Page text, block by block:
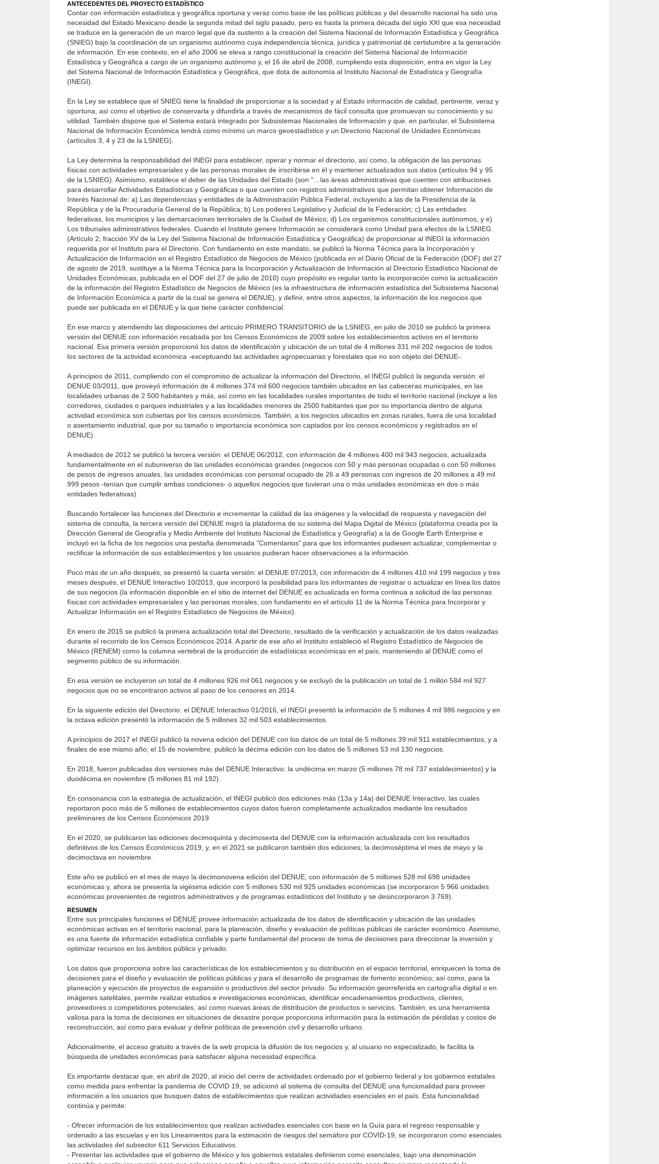
ANTECEDENTES DEL PROYECTO ESTADÍSTICO
Contar con información estadística y geográfica oportuna y veraz como base de las políticas públicas y del desarrollo nacional ha sido una
necesidad del Estado Mexicano desde la segunda mitad del siglo pasado, pero es hasta la primera década del siglo XXI que esa necesidad
se traduce en la generación de un marco legal que da sustento a la creación del Sistema Nacional de Información Estadística y Geográfica
(SNIEG) bajo la coordinación de un organismo autónomo cuya independencia técnica, jurídica y patrimonial dé certidumbre a la generación
de información. En ese contexto, en el año 2006 se eleva a rango constitucional la creación del Sistema Nacional de Información
Estadística y Geográfica a cargo de un organismo autónomo y, el 16 de abril de 2008, cumpliendo esta disposición, entra en vigor la Ley
del Sistema Nacional de Información Estadística y Geográfica, que dota de autonomía al Instituto Nacional de Estadística y Geografía
(INEGI).
En la Ley se establece que el SNIEG tiene la finalidad de proporcionar a la sociedad y al Estado información de calidad, pertinente, veraz y
oportuna, así como el objetivo de conservarla y difundirla a través de mecanismos de fácil consulta que promuevan su conocimiento y su
utilidad. También dispone que el Sistema estará integrado por Subsistemas Nacionales de Información y que, en particular, el Subsistema
Nacional de Información Económica tendrá como mínimo un marco geoestadístico y un Directorio Nacional de Unidades Económicas
(artículos 3, 4 y 23 de la LSNIEG).
La Ley determina la responsabilidad del INEGI para establecer, operar y normar el directorio, así como, la obligación de las personas
físicas con actividades empresariales y de las personas morales de inscribirse en él y mantener actualizados sus datos (artículos 94 y 95
de la LSNIEG). Asimismo, establece el deber de las Unidades del Estado (son "…las áreas administrativas que cuenten con atribuciones
para desarrollar Actividades Estadísticas y Geográficas o que cuenten con registros administrativos que permitan obtener Información de
Interés Nacional de: a) Las dependencias y entidades de la Administración Pública Federal, incluyendo a las de la Presidencia de la
República y de la Procuraduría General de la República; b) Los poderes Legislativo y Judicial de la Federación; c) Las entidades
federativas, los municipios y las demarcaciones territoriales de la Ciudad de México; d) Los organismos constitucionales autónomos, y e)
Los tribunales administrativos federales. Cuando el Instituto genere Información se considerará como Unidad para efectos de la LSNIEG.
(Artículo 2, fracción XV de la Ley del Sistema Nacional de Información Estadística y Geográfica) de proporcionar al INEGI la información
requerida por el Instituto para el Directorio. Con fundamento en este mandato, se publicó la Norma Técnica para la Incorporación y
Actualización de Información en el Registro Estadístico de Negocios de México (publicada en el Diario Oficial de la Federación (DOF) del 27
de agosto de 2019, sustituye a la Norma Técnica para la Incorporación y Actualización de Información al Directorio Estadístico Nacional de
Unidades Económicas, publicada en el DOF del 27 de julio de 2010) cuyo propósito es regular tanto la incorporación como la actualización
de la información del Registro Estadístico de Negocios de México (es la infraestructura de información estadística del Subsistema Nacional
de Información Económica a partir de la cual se genera el DENUE), y definir, entre otros aspectos, la información de los negocios que
puede ser publicada en el DENUE y la que tiene carácter confidencial.
En ese marco y atendiendo las disposiciones del artículo PRIMERO TRANSITORIO de la LSNIEG, en julio de 2010 se publicó la primera
versión del DENUE con información recabada por los Censos Económicos de 2009 sobre los establecimientos activos en el territorio
nacional. Esa primera versión proporcionó los datos de identificación y ubicación de un total de 4 millones 331 mil 202 negocios de todos
los sectores de la actividad económica -exceptuando las actividades agropecuarias y forestales que no son objeto del DENUE-.
A principios de 2011, cumpliendo con el compromiso de actualizar la información del Directorio, el INEGI publicó la segunda versión: el
DENUE 03/2011, que proveyó información de 4 millones 374 mil 600 negocios también ubicados en las cabeceras municipales, en las
localidades urbanas de 2 500 habitantes y más, así como en las localidades rurales importantes de todo el territorio nacional (incluye a los
corredores, ciudades o parques industriales y a las localidades menores de 2500 habitantes que por su importancia dentro de alguna
actividad económica son cubiertas por los censos económicos. También, a los negocios ubicados en zonas rurales, fuera de una localidad
o asentamiento industrial, que por su tamaño o importancia económica son captados por los censos económicos y registrados en el
DENUE).
A mediados de 2012 se publicó la tercera versión: el DENUE 06/2012, con información de 4 millones 400 mil 943 negocios, actualizada
fundamentalmente en el subuniverso de las unidades económicas grandes (negocios con 50 y más personas ocupadas o con 50 millones
de pesos de ingresos anuales, las unidades económicas con personal ocupado de 26 a 49 personas con ingresos de 20 millones a 49 mil
999 pesos -tenían que cumplir ambas condiciones- o aquellos negocios que tuvieran una o más unidades económicas en dos o más
entidades federativas).
Buscando fortalecer las funciones del Directorio e incrementar la calidad de las imágenes y la velocidad de respuesta y navegación del
sistema de consulta, la tercera versión del DENUE migró la plataforma de su sistema del Mapa Digital de México (plataforma creada por la
Dirección General de Geografía y Medio Ambiente del Instituto Nacional de Estadística y Geografía) a la de Google Earth Enterprise e
incluyó en la ficha de los negocios una pestaña denominada "Comentarios" para que los informantes pudiesen actualizar, complementar o
rectificar la información de sus establecimientos y los usuarios pudieran hacer observaciones a la información.
Poco más de un año después, se presentó la cuarta versión: el DENUE 07/2013, con información de 4 millones 410 mil 199 negocios y tres
meses después, el DENUE Interactivo 10/2013, que incorporó la posibilidad para los informantes de registrar o actualizar en línea los datos
de sus negocios (la información disponible en el sitio de internet del DENUE es actualizada en forma continua a solicitud de las personas
físicas con actividades empresariales y las personas morales, con fundamento en el artículo 11 de la Norma Técnica para Incorporar y
Actualizar Información en el Registro Estadístico de Negocios de México).
En enero de 2015 se publicó la primera actualización total del Directorio, resultado de la verificación y actualización de los datos realizadas
durante el recorrido de los Censos Económicos 2014. A partir de ese año el Instituto estableció el Registro Estadístico de Negocios de
México (RENEM) como la columna vertebral de la producción de estadísticas económicas en el país, manteniendo al DENUE como el
segmento público de su información.
En esa versión se incluyeron un total de 4 millones 926 mil 061 negocios y se excluyó de la publicación un total de 1 millón 584 mil 927
negocios que no se encontraron activos al paso de los censores en 2014.
En la siguiente edición del Directorio: el DENUE Interactivo 01/2016, el INEGI presentó la información de 5 millones 4 mil 986 negocios y en
la octava edición presentó la información de 5 millones 32 mil 503 establecimientos.
A principios de 2017 el INEGI publicó la novena edición del DENUE con los datos de un total de 5 millones 39 mil 911 establecimientos, y a
finales de ese mismo año; el 15 de noviembre, publicó la décima edición con los datos de 5 millones 53 mil 130 negocios.
En 2018, fueron publicadas dos versiones más del DENUE Interactivo: la undécima en marzo (5 millones 78 mil 737 establecimientos) y la
duodécima en noviembre (5 millones 81 mil 192).
En consonancia con la estrategia de actualización, el INEGI publicó dos ediciones más (13a y 14a) del DENUE Interactivo, las cuales
reportaron poco más de 5 millones de establecimientos cuyos datos fueron completamente actualizados mediante los resultados
preliminares de los Censos Económicos 2019.
En el 2020, se publicaron las ediciones decimoquinta y decimosexta del DENUE con la información actualizada con los resultados
definitivos de los Censos Económicos 2019; y, en el 2021 se publicaron también dos ediciones; la decimoséptima el mes de mayo y la
decimoctava en noviembre.
Este año se publicó en el mes de mayo la decimonovena edición del DENUE, con información de 5 millones 528 mil 698 unidades
económicas y, ahora se presenta la vigésima edición con 5 millones 530 mil 925 unidades económicas (se incorporaron 5 966 unidades
económicas provenientes de registros administrativos y de programas estadísticos del Instituto y se desincorporaron 3 769).
RESUMEN
Entre sus principales funciones el DENUE provee información actualizada de los datos de identificación y ubicación de las unidades
económicas activas en el territorio nacional, para la planeación, diseño y evaluación de políticas públicas de carácter económico. Asimismo,
es una fuente de información estadística confiable y parte fundamental del proceso de toma de decisiones para direccionar la inversión y
optimizar recursos en los ámbitos público y privado.
Los datos que proporciona sobre las características de los establecimientos y su distribución en el espacio territorial, enriquecen la toma de
decisiones para el diseño y evaluación de políticas públicas y para el desarrollo de programas de fomento económico; así como, para la
planeación y ejecución de proyectos de expansión o productivos del sector privado. Su información georreferida en cartografía digital o en
imágenes satelitales, permite realizar estudios e investigaciones económicas, identificar encadenamientos productivos, clientes,
proveedores o competidores potenciales, así como nuevas áreas de distribución de productos o servicios. También, es una herramienta
valiosa para la toma de decisiones en situaciones de desastre porque proporciona información para la estimación de pérdidas y costos de
reconstrucción, así como para evaluar y definir políticas de prevención civil y desarrollo urbano.
Adicionalmente, el acceso gratuito a través de la web propicia la difusión de los negocios y, al usuario no especializado, le facilita la
búsqueda de unidades económicas para satisfacer alguna necesidad específica.
Es importante destacar que, en abril de 2020, al inicio del cierre de actividades ordenado por el gobierno federal y los gobiernos estatales
como medida para enfrentar la pandemia de COVID 19, se adicionó al sistema de consulta del DENUE una funcionalidad para proveer
información a los usuarios que busquen datos de establecimientos que realizan actividades esenciales en el país. Esta funcionalidad
continúa y permite:
- Ofrecer información de los establecimientos que realizan actividades esenciales con base en la Guía para el regreso responsable y
ordenado a las escuelas y en los Lineamientos para la estimación de riesgos del semáforo por COVID-19, se incorporaron como esenciales
las actividades del subsector 611 Servicios Educativos.
- Presentar las actividades que el gobierno de México y los gobiernos estatales definieron como esenciales, bajo una denominación